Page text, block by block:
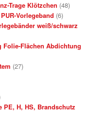
Trage Klötzchen (48)
Vorlegeband (6)
weiß/schwarz
Folie-Flächen Abdichtung
(27)
PE, H, HS, Brandschutz